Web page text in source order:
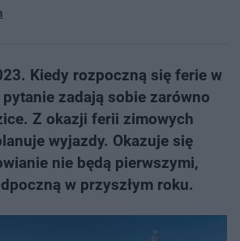
Kiedy rozpoczną się ferie w
pytanie zadają sobie zarówno
Z okazji ferii zimowych
wyjazdy. Okazuje się
nie będą pierwszymi,
w przyszłym roku.